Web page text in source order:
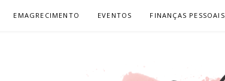
EMAGRECIMENTO EVENTOS FINANÇAS PESSOAIS